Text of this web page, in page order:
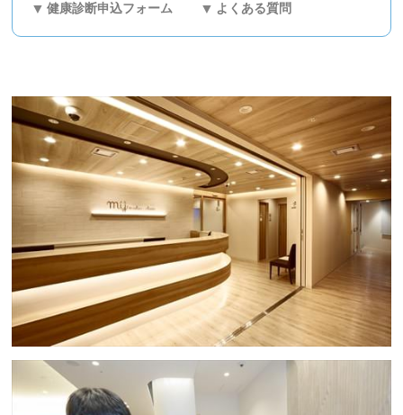
健康診断申込フォーム よくある質問